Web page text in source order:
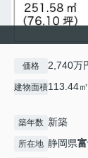
価格 2,740万
建物面積113.44㎡
築年数 新築
所在地 静岡県